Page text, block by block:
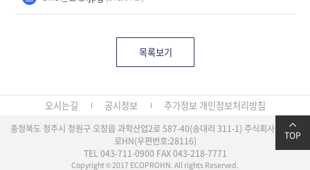
목록보기
TOP
오시는길 공시정보 주가정보 개인정보처리방침
충청북도 청주시 청원구 오창읍 과학산업2로 587-40(송대리 311-1) 주식회사 에코프
로HN(우편번호:28116)
TEL 043-711-0900 FAX 043-218-7771
Copyright © 2017 ECOPROHN. All rights Reserved.